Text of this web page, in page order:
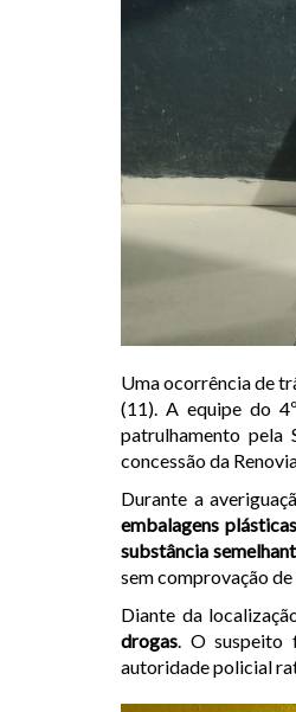
Uma ocorrência de
(11). A equipe do
patrulhamento pela
concessão da
Durante a
embalagens
substância
sem comprovação
Diante da
drogas. O suspeito
autoridade policial